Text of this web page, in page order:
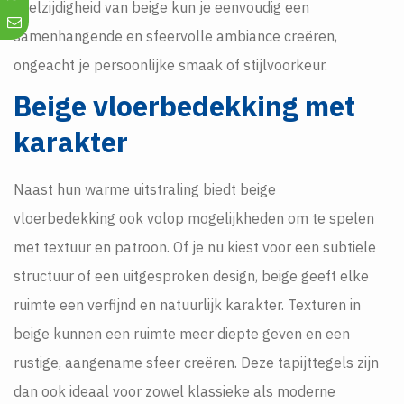
veelzijdigheid van beige kun je eenvoudig een
samenhangende en sfeervolle ambiance creëren,
ongeacht je persoonlijke smaak of stijlvoorkeur.
Beige vloerbedekking met
karakter
Naast hun warme uitstraling biedt beige
vloerbedekking ook volop mogelijkheden om te spelen
met textuur en patroon. Of je nu kiest voor een subtiele
structuur of een uitgesproken design, beige geeft elke
ruimte een verfijnd en natuurlijk karakter. Texturen in
beige kunnen een ruimte meer diepte geven en een
rustige, aangename sfeer creëren. Deze tapijttegels zijn
dan ook ideaal voor zowel klassieke als moderne